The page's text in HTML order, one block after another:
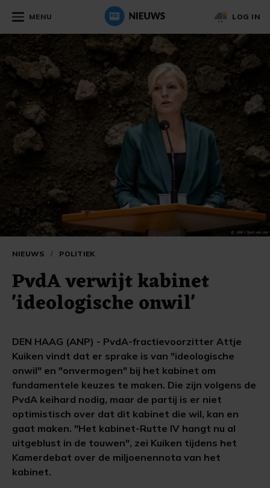
MENU LOG IN
NIEUWS / POLITIEK
PvdA verwijt kabinet
'ideologische onwil'
DEN HAAG (ANP) - PvdA-fractievoorzitter Attje
Kuiken vindt dat er sprake is van "ideologische
onwil" en "onvermogen" bij het kabinet om
fundamentele keuzes te maken. Die zijn volgens de
PvdA keihard nodig, maar de partij is er niet
optimistisch over dat dit kabinet die wil, kan en
gaat maken. "Het kabinet-Rutte IV hangt nu al
uitgeblust in de touwen", zei Kuiken tijdens het
Kamerdebat over de miljoenennota van het
kabinet.